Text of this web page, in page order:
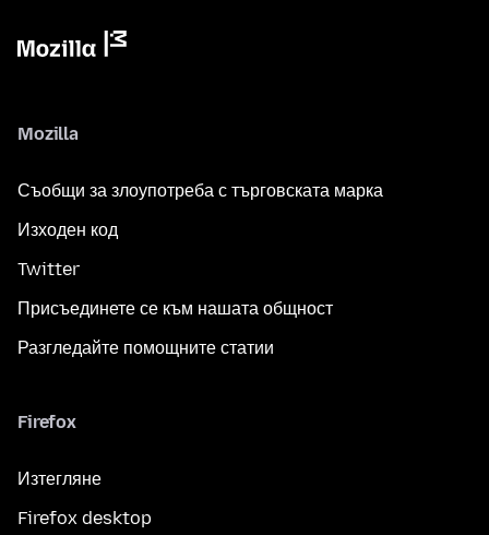
Mozilla
Съобщи за злоупотреба с търговската марка
Изходен код
Twitter
Присъединете се към нашата общност
Разгледайте помощните статии
Firefox
Изтегляне
Firefox desktop